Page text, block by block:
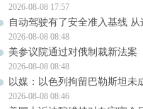
2026-08-08 17:57
自动驾驶有了安全准入基线
2026-08-08 08:48
美参议院通过对俄制裁新法案
2026-08-08 08:48
以媒：以色列拘留巴勒斯坦未
2026-08-08 08:46